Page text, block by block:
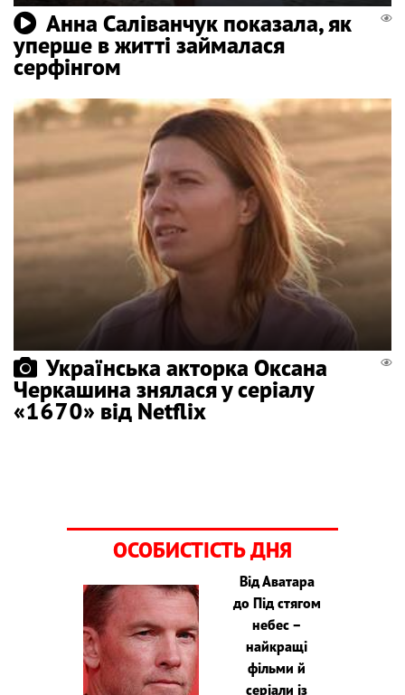
Анна Саліванчук показала, як
уперше в житті займалася
серфінгом
Українська акторка Оксана
Черкашина знялася у серіалу
«1670» від Netflix
ОСОБИСТІСТЬ ДНЯ
Від Аватара
до Під стягом
небес –
найкращі
фільми й
серіали із